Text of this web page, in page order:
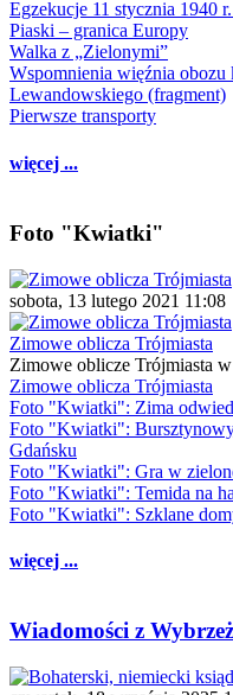
Egzekucje 11 stycznia 1940
Piaski – granica Europy
Walka z „Zielonymi”
Wspomnienia więźnia obozu
Lewandowskiego (fragment)
Pierwsze transporty
więcej ...
Foto "Kwiatki"
sobota, 13 lutego 2021 11:08
Zimowe oblicza Trójmiasta
Zimowe oblicze Trójmiasta
Zimowe oblicza Trójmiasta
Foto "Kwiatki": Zima
Foto "Kwiatki":
Gdańsku
Foto "Kwiatki": Gra w
Foto "Kwiatki": Temida na
Foto "Kwiatki": Szklane
więcej ...
Wiadomości z